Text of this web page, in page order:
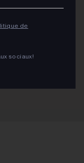
de
sociaux!